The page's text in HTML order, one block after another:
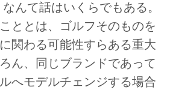
んて話はいくらでもある。
ととは、ゴルフそのものを
関わる可能性すらある重大
ん、同じブランドであって
へモデルチェンジする場合